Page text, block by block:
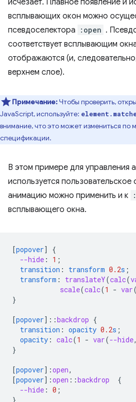
всплывающих окон можно
псевдоселектора
:open .
соответствует всплывающим
отображаются (и,
верхнем слое).
Примечание:Чтобы проверить,
JavaScript, используйте:
внимание, что это может измениться по
спецификации.
В этом примере для управления
используется пользовательское
анимацию можно применить и к
всплывающего окна.
[popover]
{
--hide : 1 ;
transition : transform 0.2s ;
transform : translateY(calc(
scale(calc(1 - var(
}
[popover] ::backdrop {
transition : opacity 0.2s ;
opacity : calc(1 - var(--hide,
}
[popover] :open,
[popover] :open ::backdrop
{
--hide : 0 ;
}